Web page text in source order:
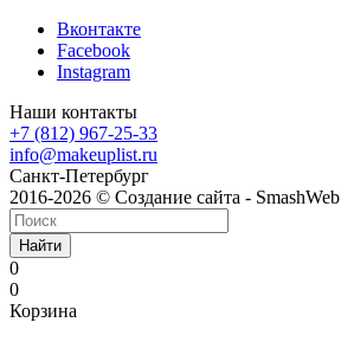
Вконтакте
Facebook
Instagram
Наши контакты
+7 (812) 967-25-33
info@makeuplist.ru
Санкт-Петербург
2016-2026 © Создание сайта - SmashWeb
Найти
0
0
Корзина